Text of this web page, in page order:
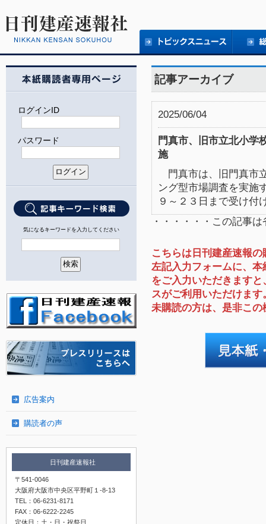
ログインID
パスワード
気になるキーワードを入力してください
広告案内
購読者の声
日刊建産速報社
〒541-0046
大阪府大阪市中央区平野町１-8-13
TEL：06-6231-8171
FAX：06-6222-2245
定休日：土・日・祝祭日
記事アーカイブ
2025/06/04
門真市、旧市立北小学
施
門真市は、旧門真市
ング型市場調査を実施
９～２３日まで受け付
・・・・・・この記事
こちらは日刊建産速報
左記入力フォームに、
をご入力いただきます
スがご利用いただけます
未購読の方は、是非こ